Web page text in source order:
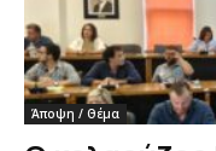
Άποψη / Θέμα